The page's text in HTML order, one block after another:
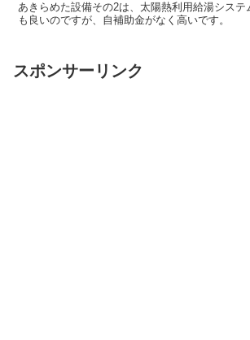
あきらめた設備その2は、太陽熱利用給湯システ
も良いのですが、自補助金がなく高いです。
スポンサーリンク